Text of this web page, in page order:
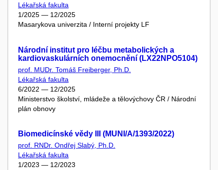
Lékařská fakulta
1/2025 — 12/2025
Masarykova univerzita / Interní projekty LF
Národní institut pro léčbu metabolických a
kardiovaskulárních onemocnění (LX22NPO5104)
prof. MUDr. Tomáš Freiberger, Ph.D.
Lékařská fakulta
6/2022 — 12/2025
Ministerstvo školství, mládeže a tělovýchovy ČR / Národní
plán obnovy
Biomedicínské vědy III (MUNI/A/1393/2022)
prof. RNDr. Ondřej Slabý, Ph.D.
Lékařská fakulta
1/2023 — 12/2023